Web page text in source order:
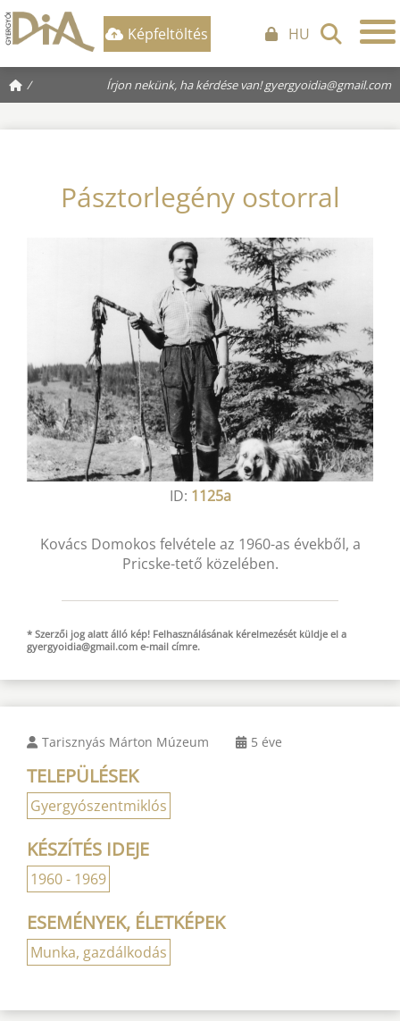
Képfeltöltés HU
/ Írjon nekünk, ha kérdése van!gyergyoidia@gmail.com
Pásztorlegény ostorral
ID: 1125a
Kovács Domokos felvétele az 1960-as évekből, a
Pricske-tető közelében.
* Szerzői jog alatt álló kép! Felhasználásának kérelmezését küldje el a
gyergyoidia@gmail.com e-mail címre.
Tarisznyás Márton Múzeum 5 éve
TELEPÜLÉSEK
Gyergyószentmiklós
KÉSZÍTÉS IDEJE
1960 - 1969
ESEMÉNYEK, ÉLETKÉPEK
Munka, gazdálkodás